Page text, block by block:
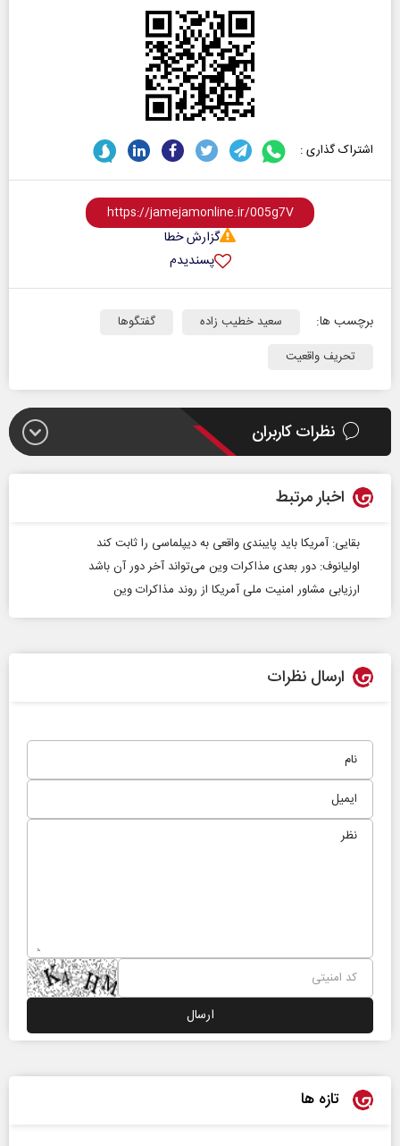
اشتراک گذاری :
گزارش خطا
پسندیدم
برچسب ها: سعید خطیب‌ زاده
گفتگوها
تحریف واقعیت
نظرات کاربران
اخبار مرتبط
بقایی: آمریکا باید پایبندی واقعی به دیپلماسی را ثابت کند
اولیانوف: دور بعدی مذاکرات وین می‌تواند آخر دور آن باشد
ارزیابی مشاور امنیت ملی آمریکا از روند مذاکرات وین
ارسال نظرات
تازه ها